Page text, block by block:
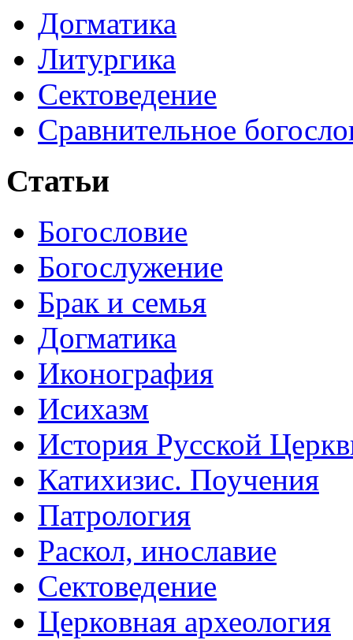
Догматика
Литургика
Сектоведение
Сравнительное
Статьи
Богословие
Богослужение
Брак и семья
Догматика
Иконография
Исихазм
История Русской
Катихизис. Поучения
Патрология
Раскол, инославие
Сектоведение
Церковная археология